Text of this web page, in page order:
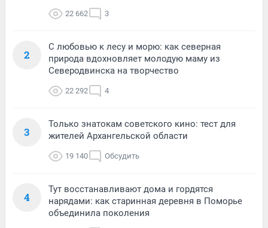
22 662 3
2
С любовью к лесу и морю: как северная
природа вдохновляет молодую маму из
Северодвинска на творчество
22 292 4
3
Только знатокам советского кино: тест для
жителей Архангельской области
19 140 Обсудить
4
Тут восстанавливают дома и гордятся
нарядами: как старинная деревня в Поморье
объединила поколения